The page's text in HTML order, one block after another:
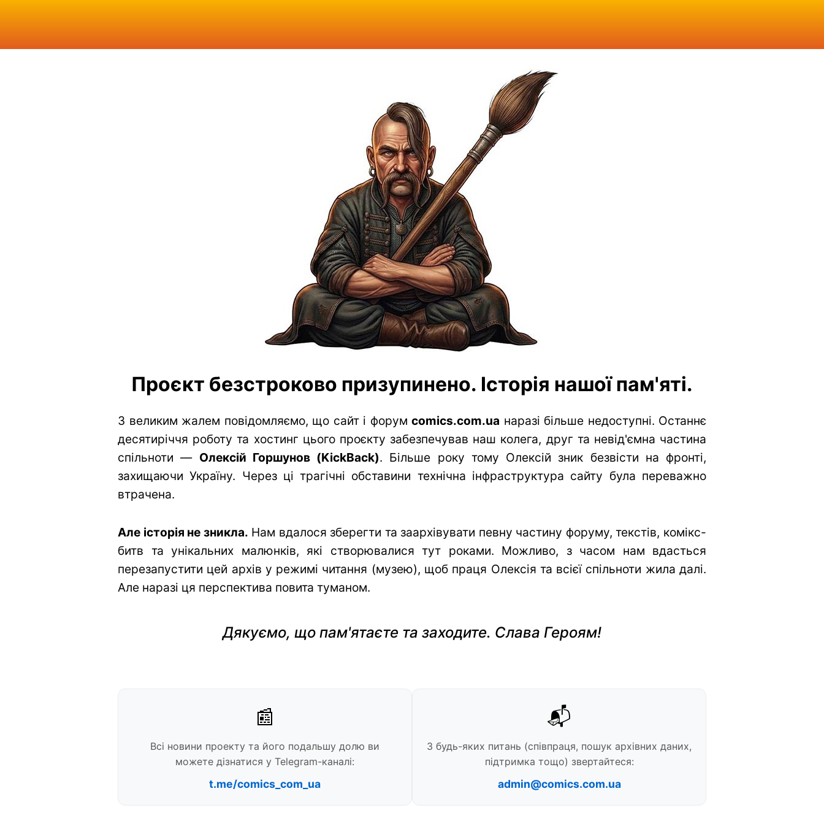
Проєкт безстроково призупинено. Історія нашої пам'яті.
З великим жалем повідомляємо, що сайт і форум comics.com.ua наразі більше недоступні. Останнє
десятиріччя роботу та хостинг цього проєкту забезпечував наш колега, друг та невід'ємна частина
спільноти — Олексій Горшунов (KickBack). Більше року тому Олексій зник безвісти на фронті,
захищаючи Україну. Через ці трагічні обставини технічна інфраструктура сайту була переважно
втрачена.
Але історія не зникла. Нам вдалося зберегти та заархівувати певну частину форуму, текстів, комікс-
битв та унікальних малюнків, які створювалися тут роками. Можливо, з часом нам вдасться
перезапустити цей архів у режимі читання (музею), щоб праця Олексія та всієї спільноти жила далі.
Але наразі ця перспектива повита туманом.
Дякуємо, що пам'ятаєте та заходите. Слава Героям!
📰
Всі новини проекту та його подальшу долю ви
можете дізнатися у Telegram-каналі:
t.me/comics_com_ua
📬
З будь-яких питань (співпраця, пошук архівних даних,
підтримка тощо) звертайтеся:
admin@comics.com.ua